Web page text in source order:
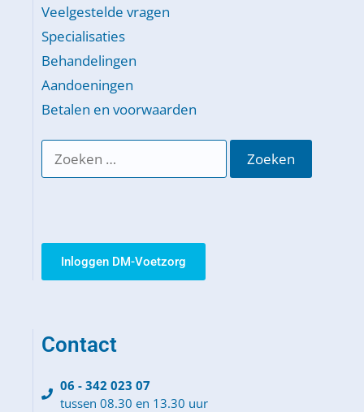
Veelgestelde vragen
Specialisaties
Behandelingen
Aandoeningen
Betalen en voorwaarden
Inloggen DM-Voetzorg
Contact
06 - 342 023 07
tussen 08.30 en 13.30 uur